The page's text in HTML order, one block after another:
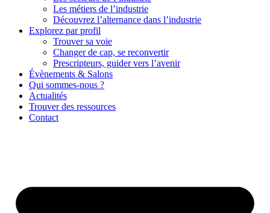
Les métiers de l’industrie
Découvrez l’alternance dans l’industrie
Explorez par profil
Trouver sa voie
Changer de cap, se reconvertir
Prescripteurs, guider vers l’avenir
Évènements & Salons
Qui sommes-nous ?
Actualités
Trouver des ressources
Contact